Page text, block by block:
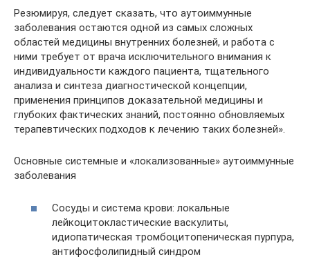
Резюмируя, следует сказать, что аутоиммунные
заболевания остаются одной из самых сложных
областей медицины внутренних болезней, и работа с
ними требует от врача исключительного внимания к
индивидуальности каждого пациента, тщательного
анализа и синтеза диагностической концепции,
применения принципов доказательной медицины и
глубоких фактических знаний, постоянно обновляемых
терапевтических подходов к лечению таких болезней».
Основные системные и «локализованные» аутоиммунные
заболевания
Сосуды и система крови: локальные
лейкоцитокластические васкулиты,
идиопатическая тромбоцитопеническая пурпура,
антифосфолипидный синдром